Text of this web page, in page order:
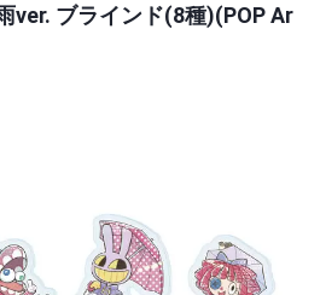
ver. ブラインド(8種)(POP Ar